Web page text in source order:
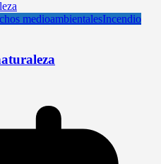
medioambientalesIncendio